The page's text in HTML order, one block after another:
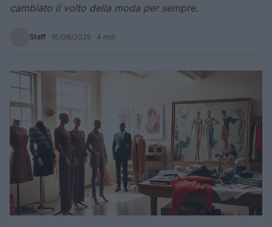
cambiato il volto della moda per sempre.
Staff · 16/08/2025 · 4 min